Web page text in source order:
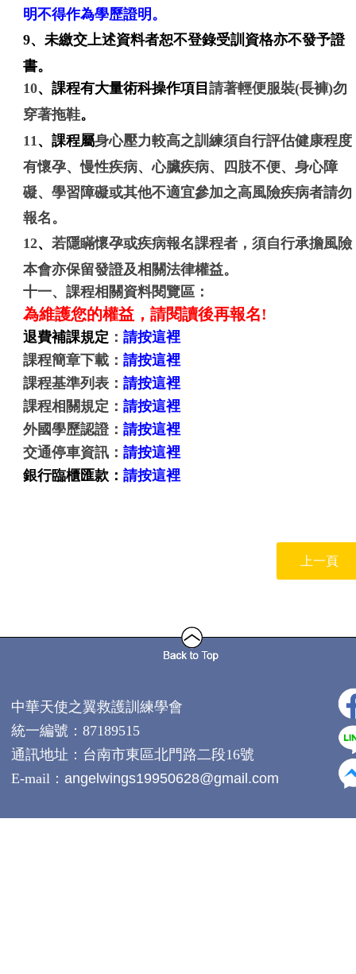
明不得作為學歷證明。
9、 未繳交上述資料者恕不登錄受訓資格亦不發予證
書。
10、課程有大量術科操作項目請著輕便服裝(長褲)勿
穿著拖鞋。
11 、課程屬身心壓力較高之訓練須自行評估健康程度
有懷孕、慢性疾病、心臟疾病、四肢不便、身心障
礙、學習障礙或其他不適宜參加之高風險疾病者請勿
報名。
12、若隱瞞懷孕或疾病報名課程者，須自行承擔風險
本會亦保留發證及相關法律權益。
十一、課程相關資料閱覽區：
為維護您的權益，請閱讀後再報名!
退費補課規定 ：請按這裡
課程簡章下載：請按這裡
課程基準列表：請按這裡
課程相關規定：請按這裡
外國學歷認證：請按這裡
交通停車資訊：請按這裡
銀行臨櫃匯款：請按這裡
上一頁
中華天使之翼救護訓練學會
統一編號：87189515
通訊地址： 台南市東區北門路二段16號
E-mail：angelwings19950628@gmail.com